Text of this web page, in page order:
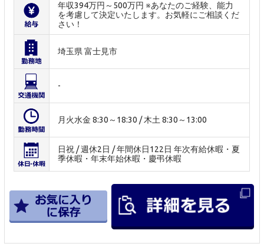
年収394万円～500万円 ※あなたのご経験、能力
を考慮して決定いたします。お気軽にご相談くだ
さい！
埼玉県 富士見市
-
月火水金 8:30～18:30 / 木土 8:30～13:00
日祝 / 週休2日 / 年間休日122日 年次有給休暇・夏
季休暇・年末年始休暇・慶弔休暇